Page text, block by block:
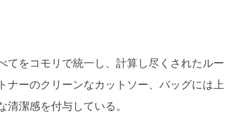
てをコモリで統一し、計算し尽くされたルー
ナーのクリーンなカットソー、バッグには上
潔感を付与している。